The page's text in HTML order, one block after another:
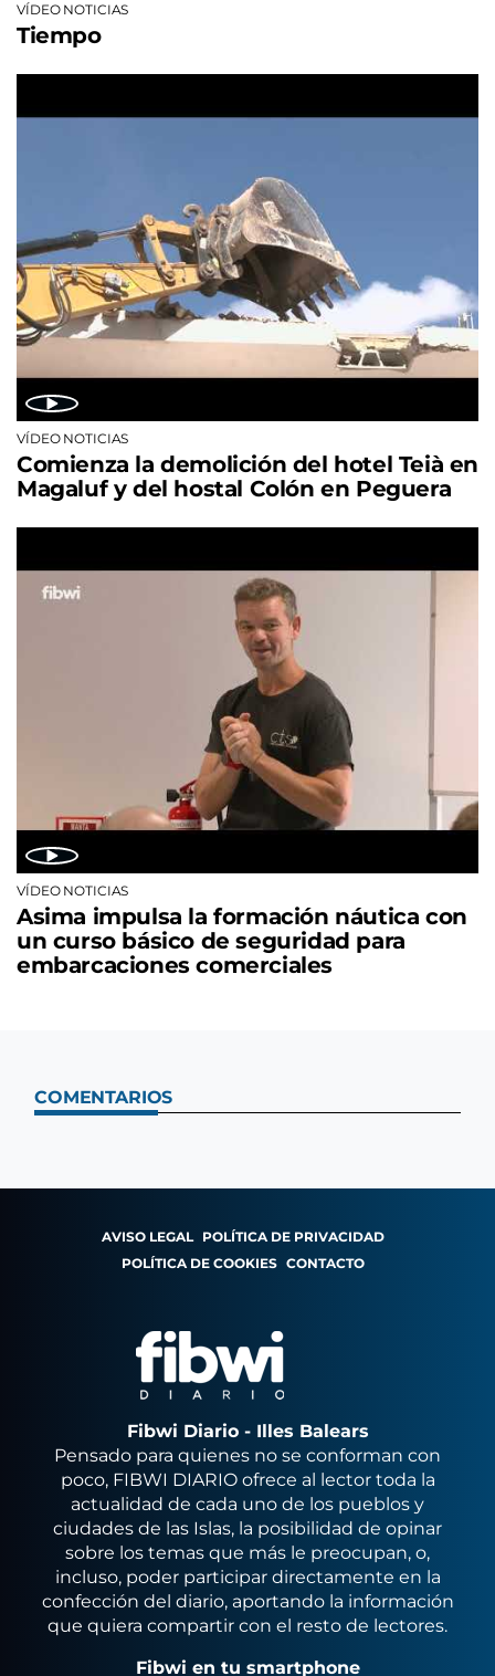
VÍDEO NOTICIAS
Tiempo
VÍDEO NOTICIAS
Comienza la demolición del hotel Teià en
Magaluf y del hostal Colón en Peguera
VÍDEO NOTICIAS
Asima impulsa la formación náutica con
un curso básico de seguridad para
embarcaciones comerciales
COMENTARIOS
AVISO LEGAL POLÍTICA DE PRIVACIDAD
POLÍTICA DE COOKIES CONTACTO
Fibwi Diario - Illes Balears
Pensado para quienes no se conforman con
poco, FIBWI DIARIO ofrece al lector toda la
actualidad de cada uno de los pueblos y
ciudades de las Islas, la posibilidad de opinar
sobre los temas que más le preocupan, o,
incluso, poder participar directamente en la
confección del diario, aportando la información
que quiera compartir con el resto de lectores.
Fibwi en tu smartphone